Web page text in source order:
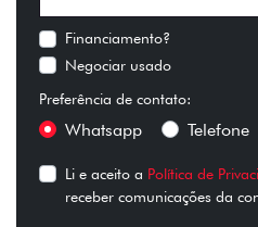
Financiamento?
Negociar usado
Preferência de contato:
Whatsapp Telefone
Li e aceito a Política de
receber comunicações da